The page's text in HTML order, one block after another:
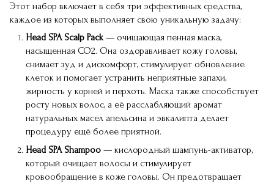
Этот набор включает в себя три эффективных средства,
каждое из которых выполняет свою уникальную задачу:
Head SPA Scalp Pack— очищающая пенная маска,
насыщенная СО2. Она оздоравливает кожу головы,
снимает зуд и дискомфорт, стимулирует обновление
клеток и помогает устранить неприятные запахи,
жирность у корней и перхоть. Маска также способствует
росту новых волос, а её расслабляющий аромат
натуральных масел апельсина и эвкалипта делает
процедуру ещё более приятной.
Head SPA Shampoo — кислородный шампунь-активатор,
который очищает волосы и стимулирует
кровообращение в коже головы. Он предотвращает